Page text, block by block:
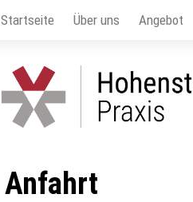
Startseite Über uns Angebot
Anfahrt